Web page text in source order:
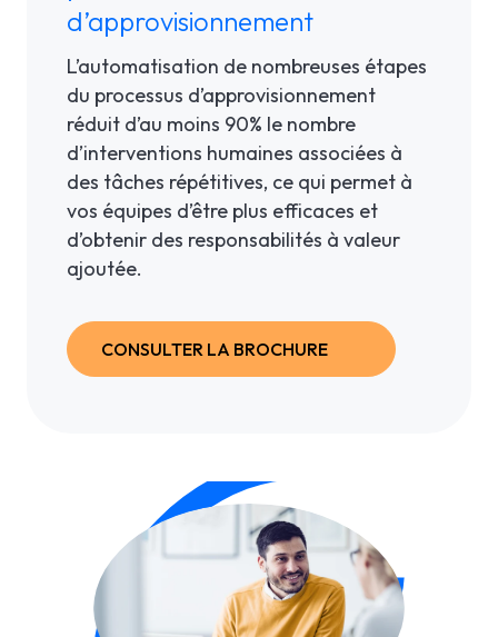
d’approvisionnement
L’automatisation de nombreuses étapes
du processus d’approvisionnement
réduit d’au moins 90% le nombre
d’interventions humaines associées à
des tâches répétitives, ce qui permet à
vos équipes d’être plus efficaces et
d’obtenir des responsabilités à valeur
ajoutée.
CONSULTER LA BROCHURE